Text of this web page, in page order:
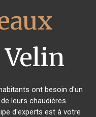
ont besoin d'un
leurs chaudières
d'experts est à votre